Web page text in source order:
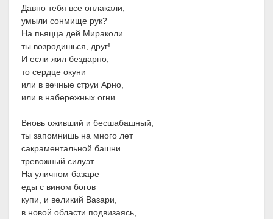
Давно тебя все оплакали,
умыли сонмище рук?
На пьяцца дей Мираколи
ты возродишься, друг!
И если жил бездарно,
то сердце окуни
или в вечные струи Арно,
или в набережных огни.
Вновь оживший и бесшабашный,
ты запомнишь на много лет
сакраментальной башни
тревожный силуэт.
На уличном базаре
еды с вином богов
купи, и великий Вазари,
в новой области подвизаясь,